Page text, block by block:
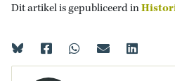
Dit artikel is gepubliceerd in